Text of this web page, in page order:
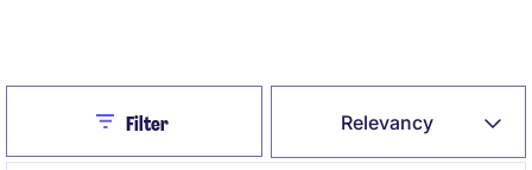
Relevancy
CloseFilter